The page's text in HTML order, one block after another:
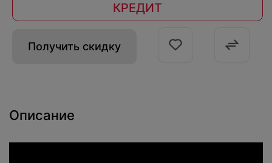
КРЕДИТ
Получить скидку
Описание